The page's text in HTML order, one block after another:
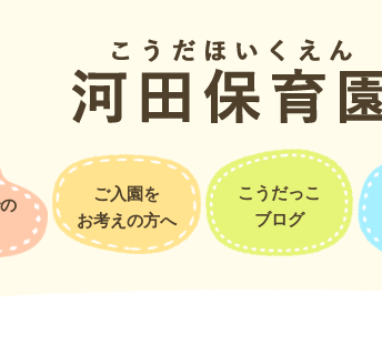
ご入園を
お考えの方へ
こうだっこ
ブログ
まだ着かないの？？」と何度も訪ねながら到着が